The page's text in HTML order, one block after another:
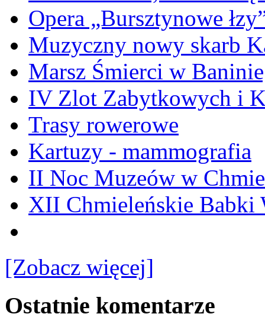
Opera „Bursztynowe
Muzyczny nowy skarb
Marsz Śmierci w
IV Zlot Zabytkowych i
Trasy rowerowe
Kartuzy - mammografia
II Noc Muzeów w
XII Chmieleńskie Babki
[Zobacz więcej]
Ostatnie komentarze